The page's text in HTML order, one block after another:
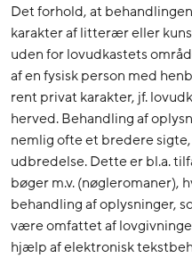
Det forhold, at
karakter af litterær eller
uden for lovudkastets
af en fysisk person med
rent privat karakter, jf.
herved. Behandling af
nemlig ofte et bredere
udbredelse. Dette er bl.a.
bøger m.v. (nøgleromaner),
behandling af oplysninger,
være omfattet af
hjælp af elektronisk